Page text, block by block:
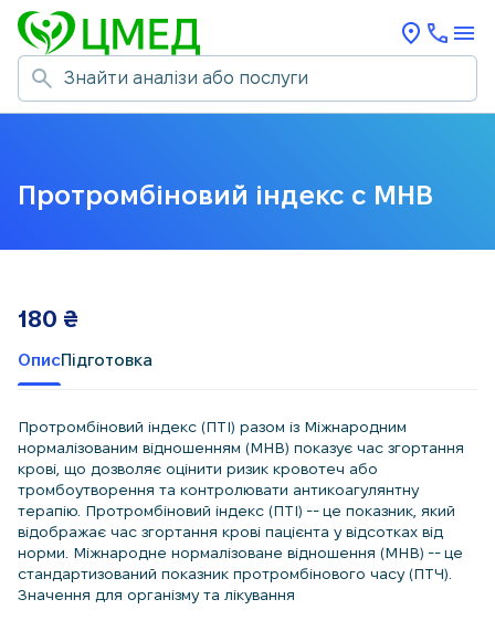
Протромбіновий індекс с МНВ
ОписПідготовка
Протромбіновий індекс (ПТІ) разом із Міжнародним
нормалізованим відношенням (МНВ) показує час згортання
крові, що дозволяє оцінити ризик кровотеч або
тромбоутворення та контролювати антикоагулянтну
терапію. Протромбіновий індекс (ПТІ) -- це показник, який
відображає час згортання крові пацієнта у відсотках від
норми. Міжнародне нормалізоване відношення (МНВ) -- це
стандартизований показник протромбінового часу (ПТЧ).
Значення для організму та лікування
180 ₴